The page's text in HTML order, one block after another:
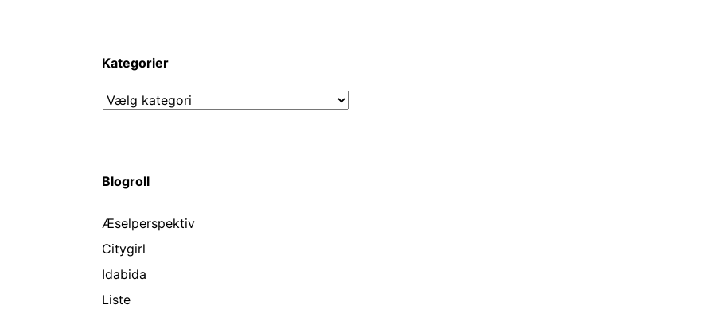
Kategorier
Kategorier
Blogroll
Æselperspektiv
Citygirl
Idabida
Liste